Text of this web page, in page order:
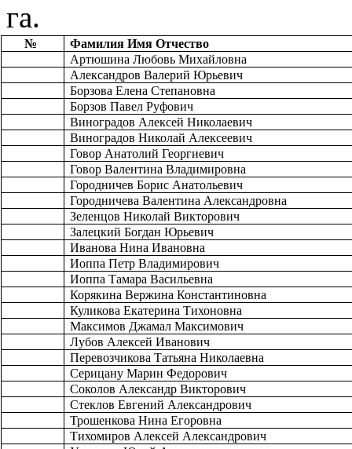
га.
№
Фамилия Имя Отчество
Артюшина Любовь Михайловна
Александров Валерий Юрьевич
Борзова Елена Степановна
Борзов Павел Руфович
Виноградов Алексей Николаевич
Виноградов Николай Алексеевич
Говор Анатолий Георгиевич
Говор Валентина Владимировна
Городничев Борис Анатольевич
Городничева Валентина Александровна
Зеленцов Николай Викторович
Залецкий Богдан Юрьевич
Иванова Нина Ивановна
Иоппа Петр Владимирович
Иоппа Тамара Васильевна
Корякина Вержина Константиновна
Куликова Екатерина Тихоновна
Максимов Джамал Максимович
Лубов Алексей Иванович
Перевозчикова Татьяна Николаевна
Серицану Марин Федорович
Соколов Александр Викторович
Стеклов Евгений Александрович
Трошенкова Нина Егоровна
Тихомиров Алексей Александрович